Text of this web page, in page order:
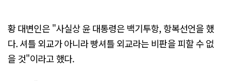
황 대변인은 "사실상 윤 대통령은 백기투항, 항복선언을 했
다. 셔틀 외교가 아니라 빵셔틀 외교라는 비판을 피할 수 없
을 것"이라고 했다.